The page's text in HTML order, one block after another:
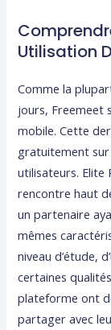
Utilisation
Comme la
jours, Freemeet
mobile. Cette
gratuitement
utilisateurs. Elite
rencontre haut
un partenaire
mêmes
niveau d’étude,
certaines
plateforme ont
partager avec